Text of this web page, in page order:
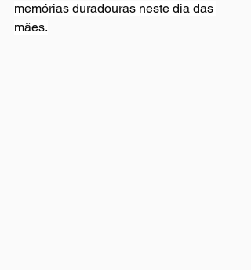
memórias duradouras neste dia das
mães.